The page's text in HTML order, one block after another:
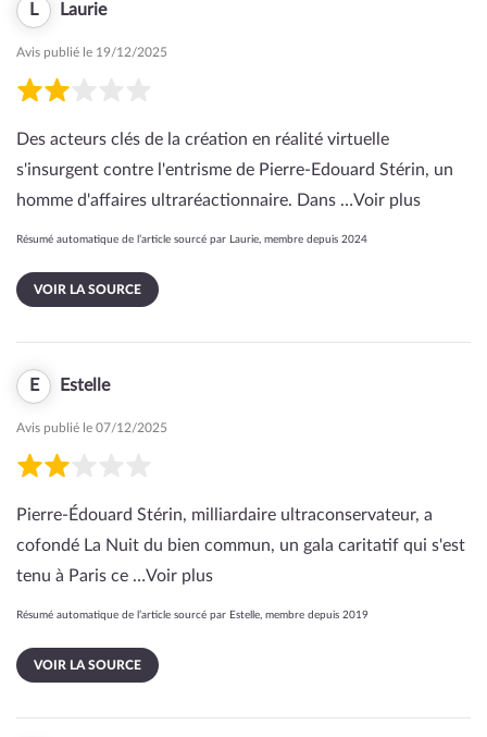
L Laurie
Avis publié le 19/12/2025
Des acteurs clés de la création en réalité virtuelle
s'insurgent contre l'entrisme de Pierre-Edouard Stérin, un
homme d'affaires ultraréactionnaire. Dans …Voir plus
Résumé automatique de l’article sourcé par Laurie, membre depuis 2024
VOIR LA SOURCE
E Estelle
Avis publié le 07/12/2025
Pierre-Édouard Stérin, milliardaire ultraconservateur, a
cofondé La Nuit du bien commun, un gala caritatif qui s'est
tenu à Paris ce …Voir plus
Résumé automatique de l’article sourcé par Estelle, membre depuis 2019
VOIR LA SOURCE